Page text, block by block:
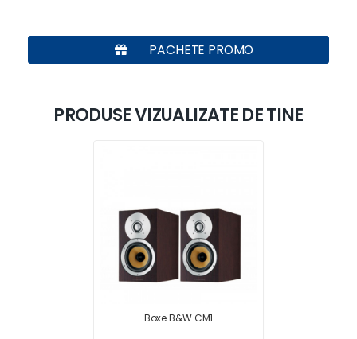
PACHETE PROMO
PRODUSE VIZUALIZATE DE TINE
Boxe B&W CM1